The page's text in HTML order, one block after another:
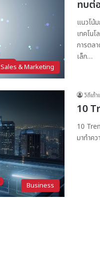
Sales & Marketing
ทบต่
แนวโน้
เทคโน
การตล
เล็ก…
Business
วิถีเถ้า
10
10
มาทำค